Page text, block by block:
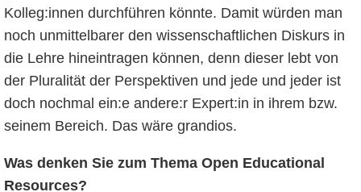
Kolleg:innen durchführen könnte. Damit würden man
noch unmittelbarer den wissenschaftlichen Diskurs in
die Lehre hineintragen können, denn dieser lebt von
der Pluralität der Perspektiven und jede und jeder ist
doch nochmal ein:e andere:r Expert:in in ihrem bzw.
seinem Bereich. Das wäre grandios.
Was denken Sie zum Thema Open Educational
Resources?